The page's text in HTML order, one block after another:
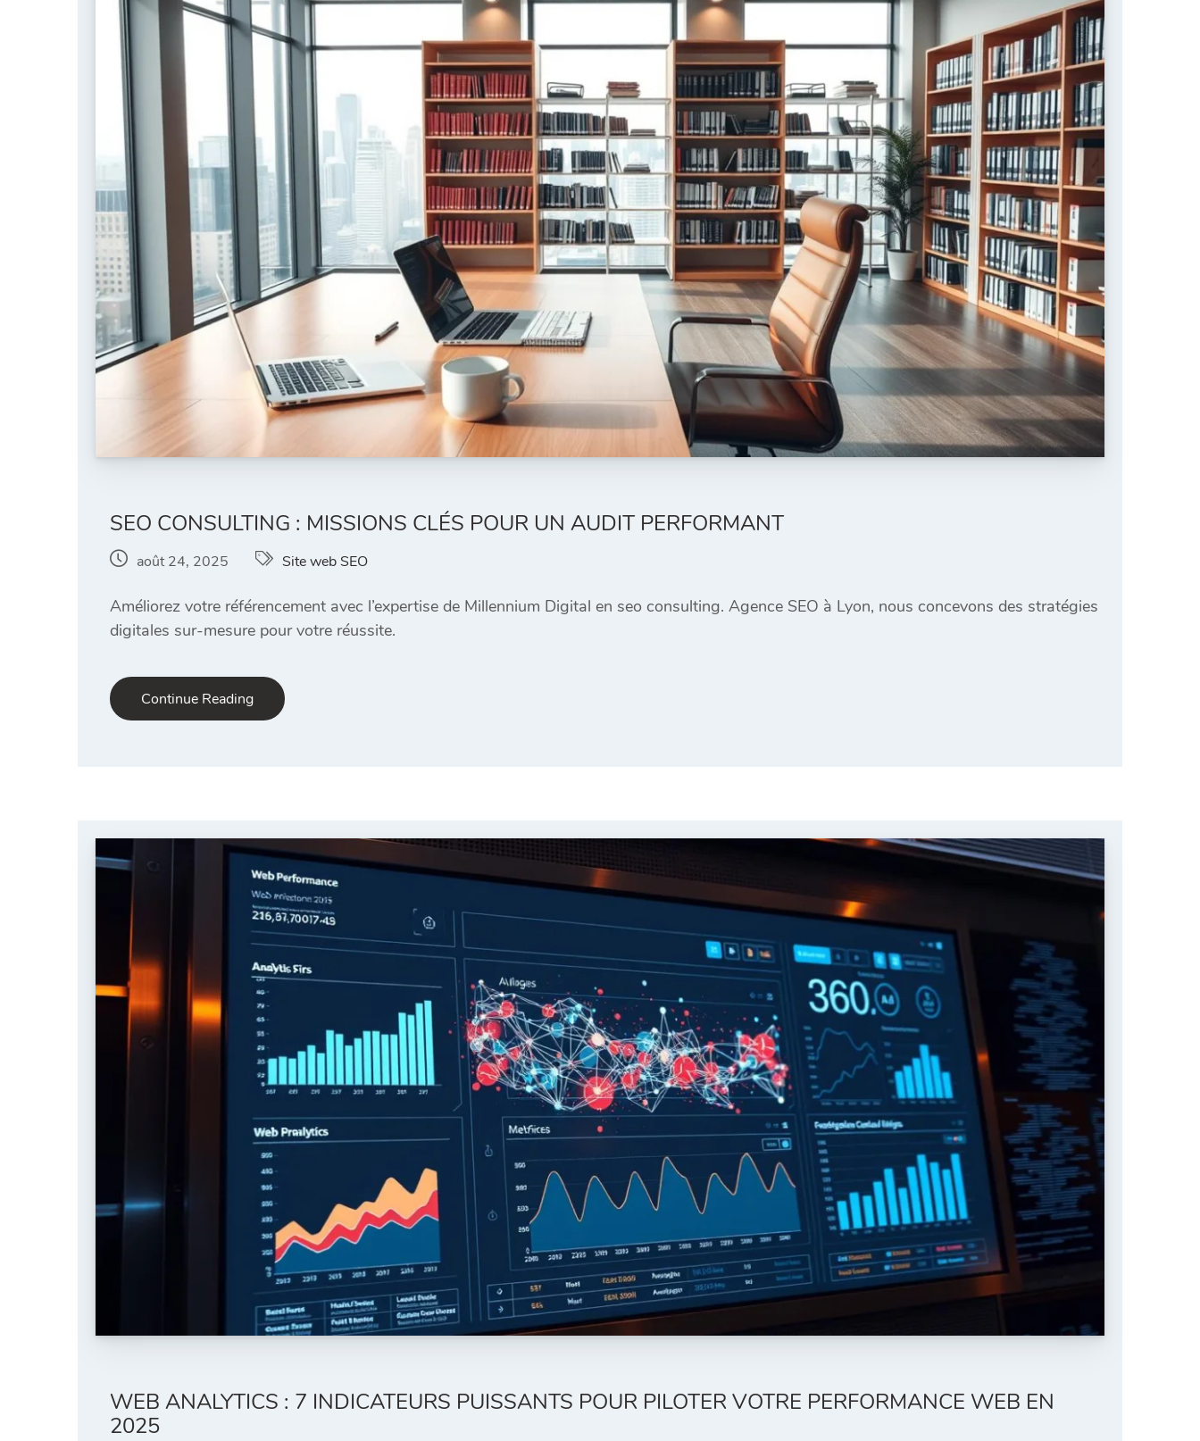
SEO CONSULTING : MISSIONS CLÉS POUR UN AUDIT PERFORMANT
août 24, 2025 Site web SEO
Améliorez votre référencement avec l’expertise de Millennium Digital en seo consulting. Agence SEO à Lyon, nous concevons des stratégies
digitales sur-mesure pour votre réussite.
Continue Reading
WEB ANALYTICS : 7 INDICATEURS PUISSANTS POUR PILOTER VOTRE PERFORMANCE WEB EN
2025